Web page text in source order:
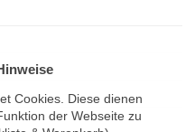
Cookies. Diese dienen
der Webseite zu